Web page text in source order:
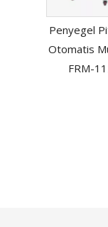
Penyegel
Otomatis
FRM-